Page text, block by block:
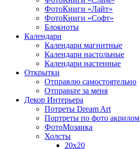
ФотоКниги «Лайт»
ФотоКниги «Софт»
Блокноты
Календари
Календари магнитные
Календари настольные
Календари настенные
Открытки
Отправлю самостоятельно
Отправьте за меня
Декор Интерьера
Потреты Dream Art
Портреты по фото акрилом
ФотоМозаика
Холсты
20х20